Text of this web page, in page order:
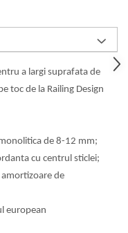
a largi suprafata de
toc de la Railing Design
de 8-12 mm;
cu centrul sticlei;
de
european